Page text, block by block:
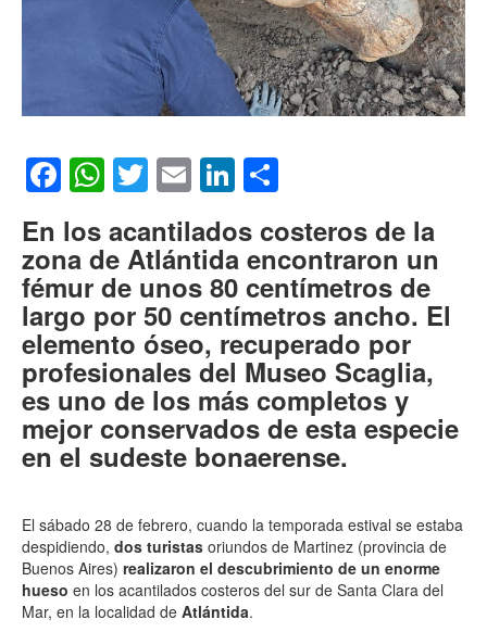
Facebook
WhatsApp
Twitter
EmailLinkedIn
En los acantilados costeros de la
zona de Atlántida encontraron un
fémur de unos 80 centímetros de
largo por 50 centímetros ancho. El
elemento óseo, recuperado por
profesionales del Museo Scaglia,
es uno de los más completos y
mejor conservados de esta especie
en el sudeste bonaerense.
El sábado 28 de febrero, cuando la temporada estival se estaba
despidiendo, dos turistas oriundos de Martinez (provincia de
Buenos Aires) realizaron el descubrimiento de un enorme
hueso en los acantilados costeros del sur de Santa Clara del
Mar, en la localidad de Atlántida.